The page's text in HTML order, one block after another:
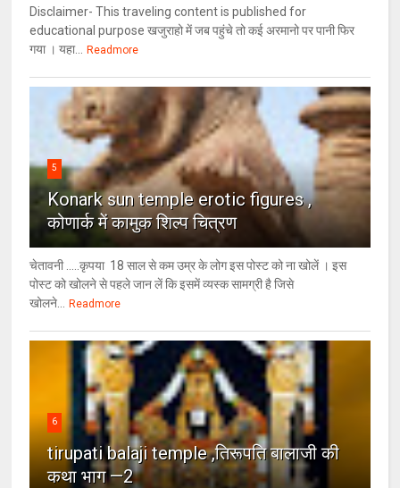
Disclaimer- This traveling content is published for
educational purpose खजुराहो में जब पहुंचे तो कई अरमानो पर पानी फिर
गया । यहा...
Readmore
5
Konark sun temple erotic figures ,
कोणार्क में कामुक शिल्प चित्रण
चेतावनी .....कृपया 18 साल से कम उम्र के लोग इस पोस्ट को ना खोलें । इस
पोस्ट को खोलने से पहले जान लें कि इसमें व्यस्क सामग्री है जिसे
खोलने...
Readmore
6
tirupati balaji temple ,तिरूपति बालाजी की
कथा भाग —2